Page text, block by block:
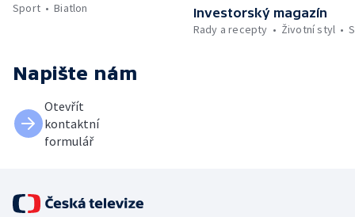
Sport
Biatlon
Investorský magazín
Rady a recepty
Životní styl
Napište nám
Otevřít
kontaktní
formulář